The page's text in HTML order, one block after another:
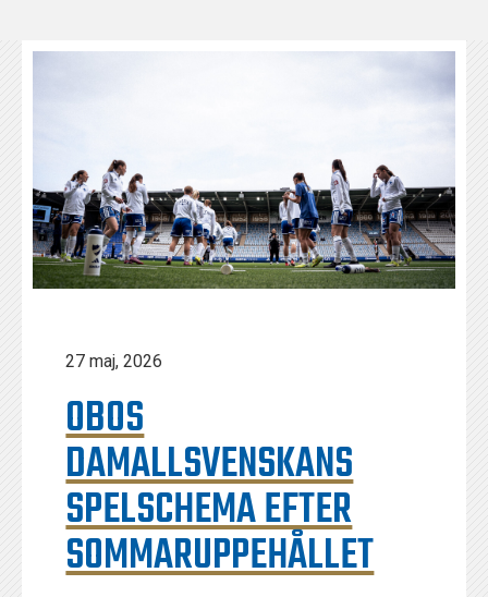
27 maj, 2026
OBOS
DAMALLSVENSKANS
SPELSCHEMA EFTER
SOMMARUPPEHÅLLET